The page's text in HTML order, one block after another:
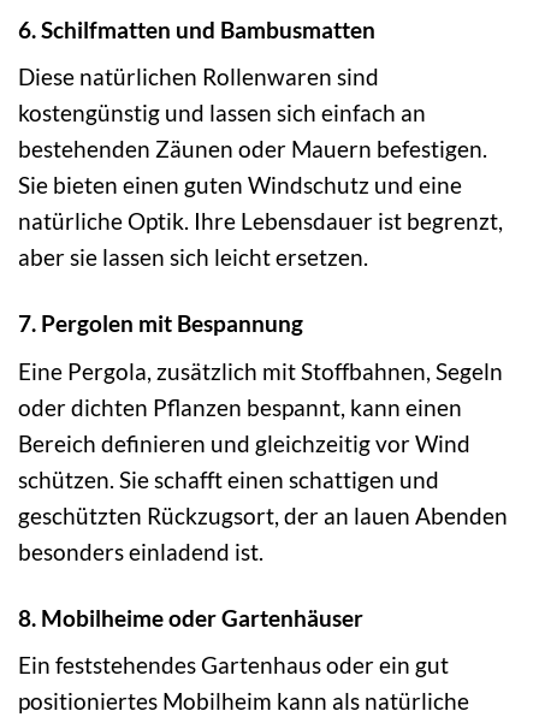
6. Schilfmatten und Bambusmatten
Diese natürlichen Rollenwaren sind
kostengünstig und lassen sich einfach an
bestehenden Zäunen oder Mauern befestigen.
Sie bieten einen guten Windschutz und eine
natürliche Optik. Ihre Lebensdauer ist begrenzt,
aber sie lassen sich leicht ersetzen.
7. Pergolen mit Bespannung
Eine Pergola, zusätzlich mit Stoffbahnen, Segeln
oder dichten Pflanzen bespannt, kann einen
Bereich definieren und gleichzeitig vor Wind
schützen. Sie schafft einen schattigen und
geschützten Rückzugsort, der an lauen Abenden
besonders einladend ist.
8. Mobilheime oder Gartenhäuser
Ein feststehendes Gartenhaus oder ein gut
positioniertes Mobilheim kann als natürliche